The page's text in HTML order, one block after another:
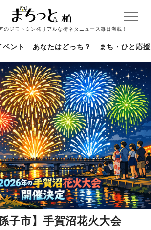
のジモトミン発リアルな街ネタニュース毎日満載！
ベント あなたはどっち？ まち・ひと応援
子市】手賀沼花火大会